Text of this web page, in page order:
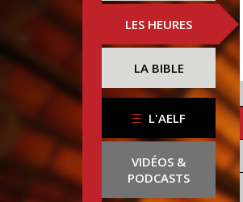
LES HEURES
LA BIBLE
L'AELF
VIDÉOS &
PODCASTS